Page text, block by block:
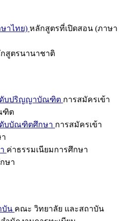
าไทย) หลักสูตรที่เปิดสอน (ภาษา
สูตรนานาชาติ
ดับปริญญาบัณฑิต การสมัครเข้า
ฑิต
ดับบัณฑิตศึกษา การสมัครเข้า
ค่าธรรมเนียมการศึกษา
ษา
บัน คณะ วิทยาลัย และสถาบัน